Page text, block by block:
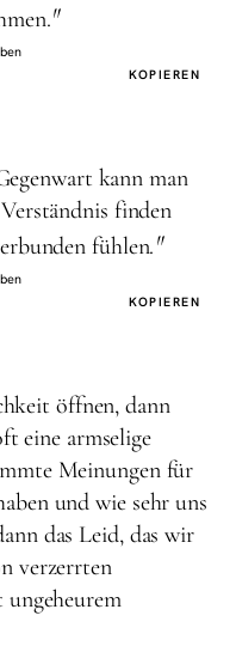
"
KOPIEREN
kann man
finden
fühlen."
KOPIEREN
öffnen, dann
eine armselige
Meinungen für
und wie sehr uns
das Leid, das wir
verzerrten